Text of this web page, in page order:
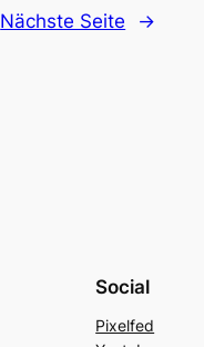
Nächste Seite →
Social
Pixelfed